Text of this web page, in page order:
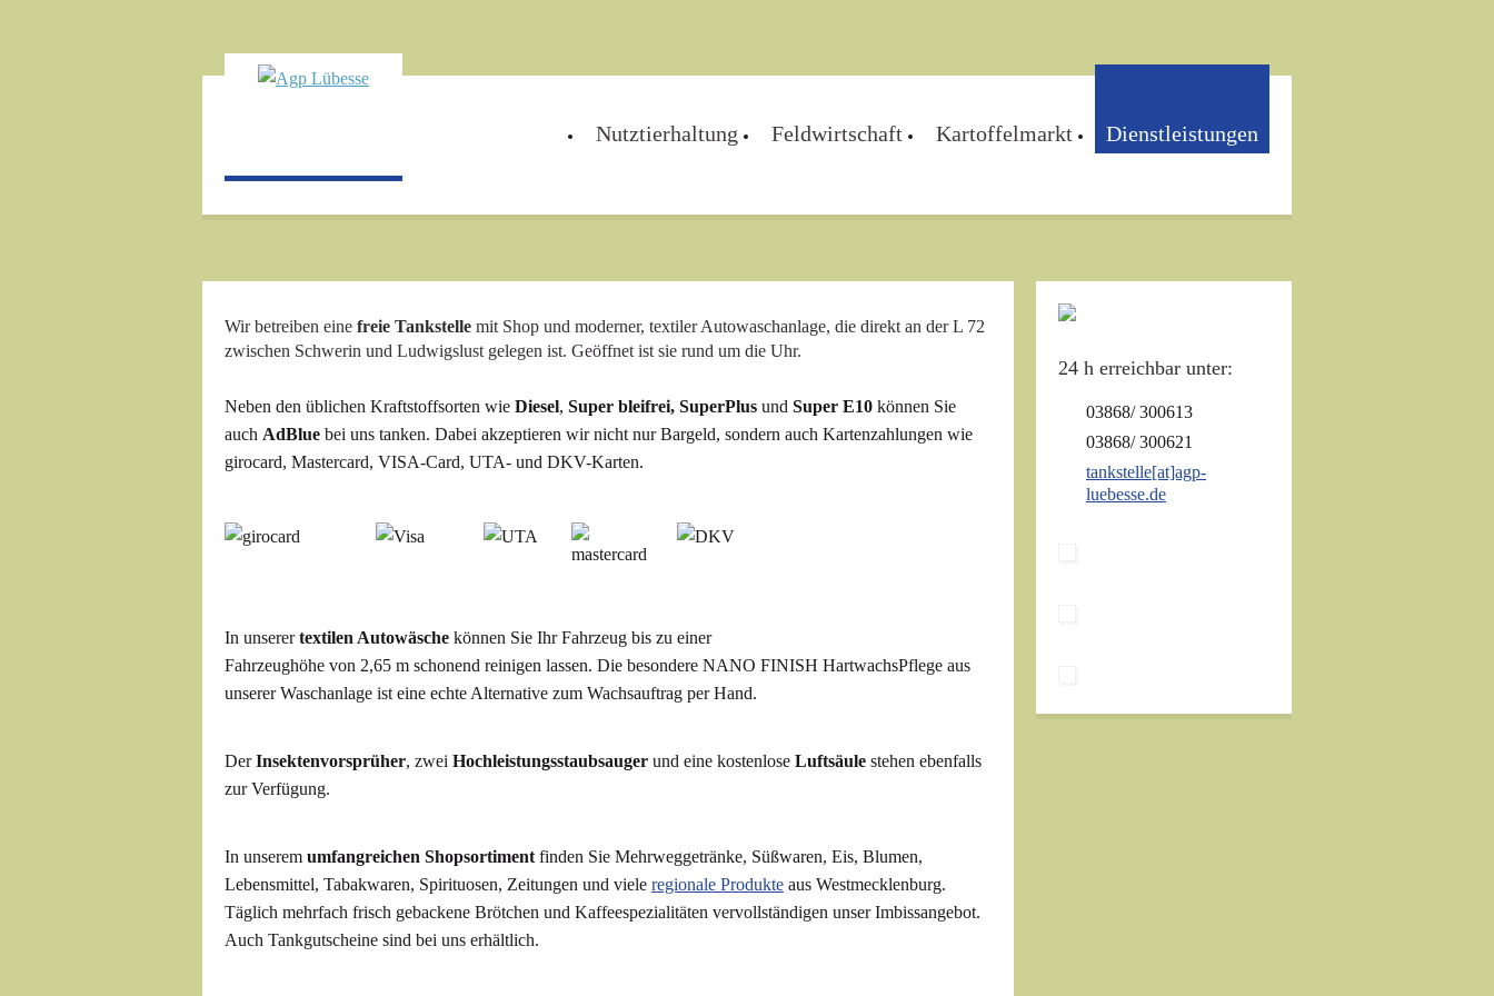
Nutztierhaltung Feldwirtschaft Kartoffelmarkt Dienstleistungen
Wir betreiben eine freie Tankstelle mit Shop und moderner, textiler Autowaschanlage, die direkt an der L 72
zwischen Schwerin und Ludwigslust gelegen ist. Geöffnet ist sie rund um die Uhr.
Neben den üblichen Kraftstoffsorten wie Diesel, Super bleifrei, SuperPlus und Super E10 können Sie
auch AdBlue bei uns tanken. Dabei akzeptieren wir nicht nur Bargeld, sondern auch Kartenzahlungen wie
girocard, Mastercard, VISA-Card, UTA- und DKV-Karten.
In unserertextilen Autowäsche können Sie Ihr Fahrzeug bis zu einer
Fahrzeughöhe von 2,65 m schonend reinigen lassen. Die besondere NANO FINISH HartwachsPflege aus
unserer Waschanlage ist eine echte Alternative zum Wachsauftrag per Hand.
DerInsektenvorsprüher, zwei Hochleistungsstaubsauger und eine kostenlose Luftsäule stehen ebenfalls
zur Verfügung.
In unserem umfangreichen Shopsortiment finden Sie Mehrweggetränke, Süßwaren, Eis, Blumen,
Lebensmittel, Tabakwaren, Spirituosen, Zeitungen und viele regionale Produkte aus Westmecklenburg.
Täglich mehrfach frisch gebackene Brötchen und Kaffeespezialitäten vervollständigen unser Imbissangebot.
Auch Tankgutscheine sind bei uns erhältlich.
24 h erreichbar unter:
03868/ 300613
03868/ 300621
tankstelle[at]agp-
luebesse.de